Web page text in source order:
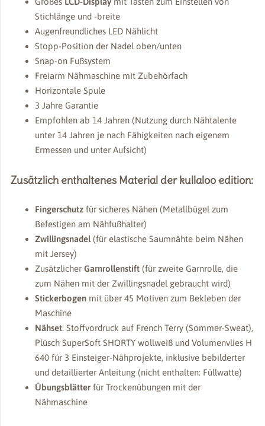
Stichlänge und -breite
Augenfreundliches LED Nählicht
Stopp-Position der Nadel oben/unten
Snap-on Fußsystem
Freiarm Nähmaschine mit Zubehörfach
Horizontale Spule
3 Jahre Garantie
Empfohlen ab 14 Jahren (Nutzung durch Nähtalente
unter 14 Jahren je nach Fähigkeiten nach eigenem
Ermessen und unter Aufsicht)
Zusätzlich enthaltenes Material der kullaloo edition:
Fingerschutz für sicheres Nähen (Metallbügel zum
Befestigen am Nähfußhalter)
Zwillingsnadel (für elastische Saumnähte beim Nähen
mit Jersey)
ZusätzlicherGarnrollenstift (für zweite Garnrolle, die
zum Nähen mit der Zwillingsnadel gebraucht wird)
Stickerbogen mit über 45 Motiven zum Bekleben der
Maschine
Nähset: Stoffvordruck auf French Terry (Sommer-Sweat),
Plüsch SuperSoft SHORTY wollweiß und Volumenvlies H
640 für 3 Einsteiger-Nähprojekte, inklusive bebilderter
und detaillierter Anleitung (nicht enthalten: Füllwatte)
Übungsblätterfür Trockenübungen mit der
Nähmaschine